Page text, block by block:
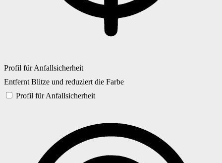
Profil für Anfallsicherheit
Entfernt Blitze und reduziert die Farbe
Profil für Anfallsicherheit